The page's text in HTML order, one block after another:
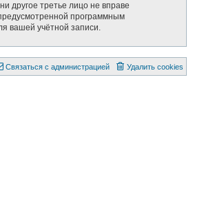
другое третье лицо не вправе
программным
вашей учётной записи.
Удалить cookies
Связаться с администрацией